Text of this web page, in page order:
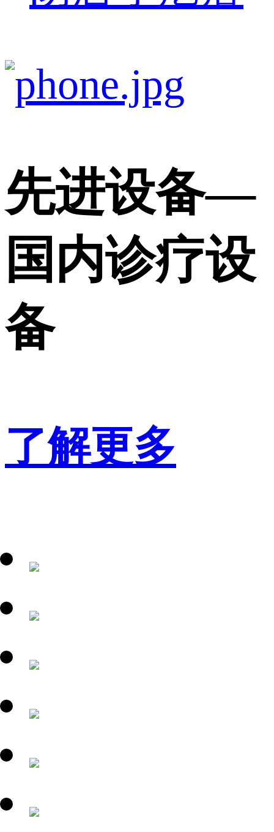
先进设备—
国内诊疗设
备
了解更多